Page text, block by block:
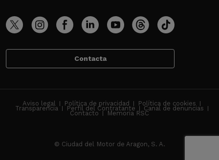
Contacta
Aviso legal Política de privacidad Política de cookies
Transparencia Perfil del Contratante Canal de denuncias
Contacto Memoria RSC
© Ciudad del Motor de Aragon, S. A.